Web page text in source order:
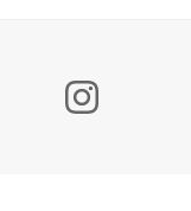
Insta